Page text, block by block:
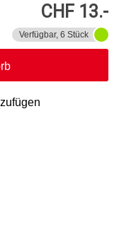
CHF 13.-
Verfügbar, 6 Stück